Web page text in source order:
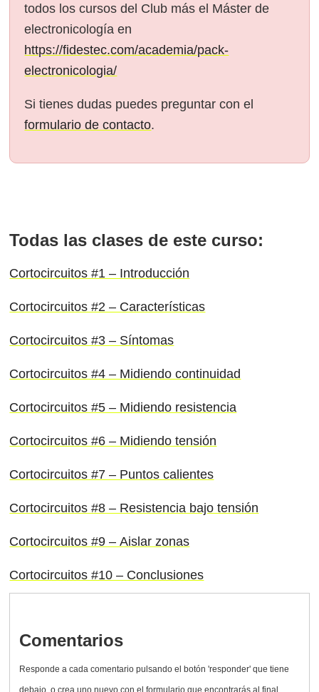
todos los cursos del Club más el Máster de
electronicología en
https://fidestec.com/academia/pack-
electronicologia/
Si tienes dudas puedes preguntar con el
formulario de contacto.
Todas las clases de este curso:
Cortocircuitos #1 – Introducción
Cortocircuitos #2 – Características
Cortocircuitos #3 – Síntomas
Cortocircuitos #4 – Midiendo continuidad
Cortocircuitos #5 – Midiendo resistencia
Cortocircuitos #6 – Midiendo tensión
Cortocircuitos #7 – Puntos calientes
Cortocircuitos #8 – Resistencia bajo tensión
Cortocircuitos #9 – Aislar zonas
Cortocircuitos #10 – Conclusiones
Comentarios